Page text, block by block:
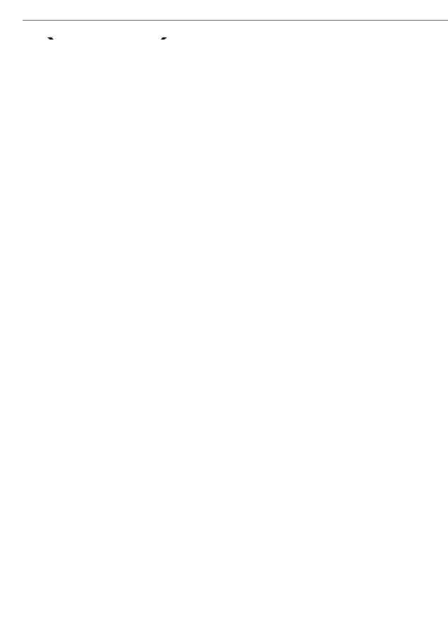
EVÈNEMENTS LIÉS